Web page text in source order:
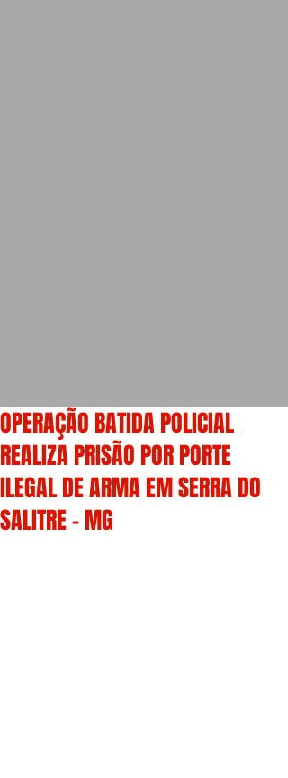
OPERAÇÃO BATIDA POLICIAL
REALIZA PRISÃO POR PORTE
ILEGAL DE ARMA EM SERRA DO
SALITRE - MG